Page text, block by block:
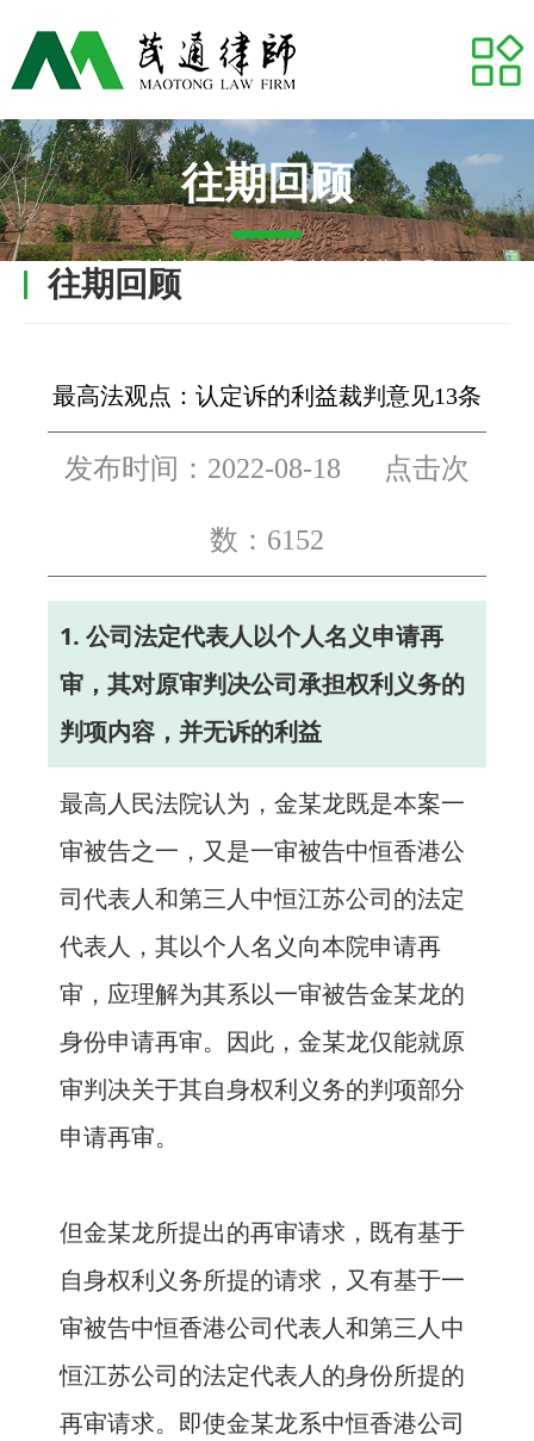
网站首页
专业领域
推荐律师
业务研究
茂通动态
法治体检
联系我们
往期回顾
网站首页
往期回顾
最高法观点：认定诉的利益裁判意见13条
发布时间：2022-08-18 点击次
数：6152
1. 公司法定代表人以个人名义申请再
审，其对原审判决公司承担权利义务的
判项内容，并无诉的利益
最高人民法院认为，金某龙既是本案一
审被告之一，又是一审被告中恒香港公
司代表人和第三人中恒江苏公司的法定
代表人，其以个人名义向本院申请再
审，应理解为其系以一审被告金某龙的
身份申请再审。因此，金某龙仅能就原
审判决关于其自身权利义务的判项部分
申请再审。
但金某龙所提出的再审请求，既有基于
自身权利义务所提的请求，又有基于一
审被告中恒香港公司代表人和第三人中
恒江苏公司的法定代表人的身份所提的
再审请求。即使金某龙系中恒香港公司